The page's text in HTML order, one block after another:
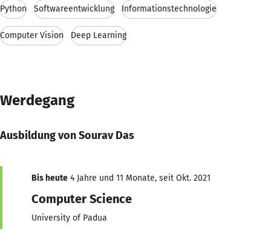
Python Softwareentwicklung Informationstechnologie
Computer Vision Deep Learning
Werdegang
Ausbildung von Sourav Das
Bis heute 4 Jahre und 11 Monate, seit Okt. 2021
Computer Science
University of Padua